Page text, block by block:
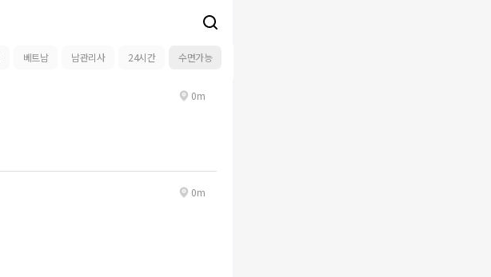
베트남 남관리사 24시간 수면가능
0m
0m